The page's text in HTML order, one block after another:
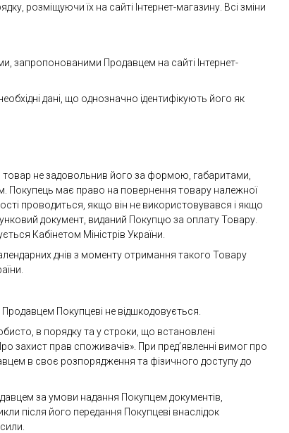
розміщуючи їх на сайті Інтернет-магазину. Всі зміни
запропонованими Продавцем на сайті Інтернет-
дані, що однозначно ідентифікують його як
не задовольнив його за формою, габаритами,
має право на повернення товару належної
проводиться, якщо він не використовувався і якщо
документ, виданий Покупцю за оплату Товару.
Кабінетом Міністрів України.
днів з моменту отримання такого Товару
Покупцеві не відшкодовується.
в порядку та у строки, що встановлені
захист прав споживачів». При пред’явленні вимог про
в своє розпорядження та фізичного доступу до
за умови надання Покупцем документів,
після його передання Покупцеві внаслідок